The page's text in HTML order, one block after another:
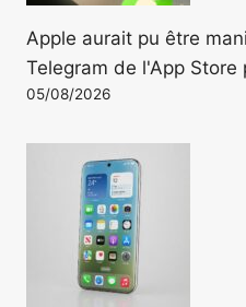
Apple aurait pu être
Telegram de l'App
05/08/2026